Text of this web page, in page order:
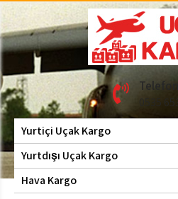
Skip
to
content
Hava Kargo
| 0535
Uçak Kargo Telefon
0535
Yurtiçi Uçak Kargo
Yurtdışı Uçak Kargo
Hava Kargo